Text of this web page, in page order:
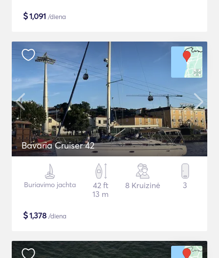
$1,091 /diena
Bavaria Cruiser 42
Buriavimo jachta
42 ft
13 m
8 Kruizinė 3
$1,378 /diena